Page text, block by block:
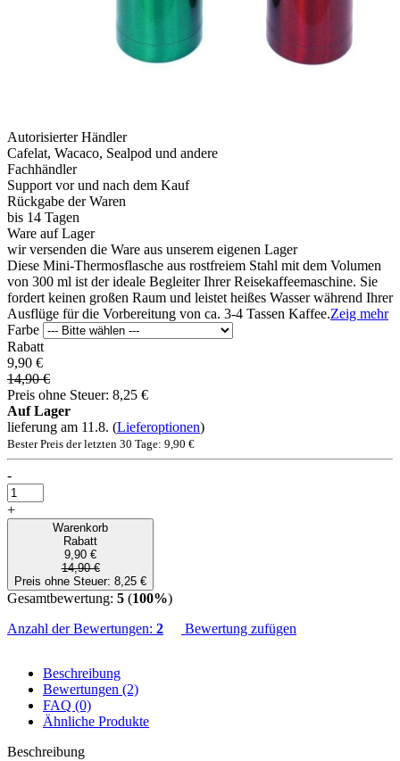
Autorisierter Händler
Cafelat, Wacaco, Sealpod und andere
Fachhändler
Support vor und nach dem Kauf
Rückgabe der Waren
bis 14 Tagen
Ware auf Lager
wir versenden die Ware aus unserem eigenen Lager
Diese Mini-Thermosflasche aus rostfreiem Stahl mit dem Volumen
von 300 ml ist der ideale Begleiter Ihrer Reisekaffeemaschine. Sie
fordert keinen großen Raum und leistet heißes Wasser während Ihrer
Ausflüge für die Vorbereitung von ca. 3-4 Tassen Kaffee.Zeig mehr
Farbe
Rabatt
9,90 €
14,90 €
Preis ohne Steuer: 8,25 €
Auf Lager
lieferung am 11.8. (Lieferoptionen)
Bester Preis der letzten 30 Tage: 9,90 €
-
+
Warenkorb
Rabatt
9,90 €
14,90 €
Preis ohne Steuer: 8,25 €
Gesamtbewertung: 5 (100%)
Anzahl der Bewertungen: 2 Bewertung zufügen
Beschreibung
Bewertungen (2)
FAQ (0)
Ähnliche Produkte
Beschreibung